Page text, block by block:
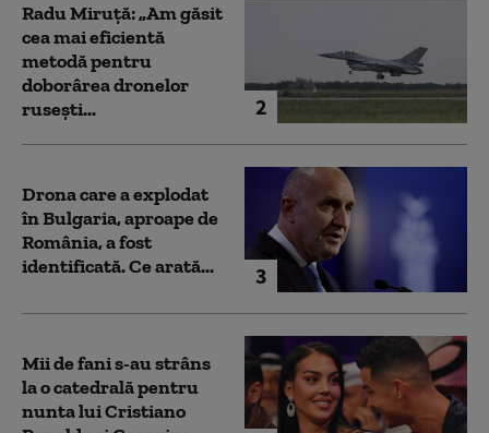
2
Radu Miruță: „Am găsit
cea mai eficientă
metodă pentru
doborârea dronelor
rusești...
3
Drona care a explodat
în Bulgaria, aproape de
România, a fost
identificată. Ce arată...
Mii de fani s-au strâns
la o catedrală pentru
nunta lui Cristiano